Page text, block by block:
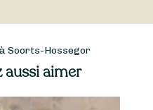
Soorts-Hossegor
aussi aimer